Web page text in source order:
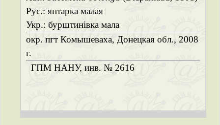
Рус.: янтарка малая
Укр.: бурштинівка мала
окр. пгт Комышеваха, Донецкая обл., 2008
г.
ГПМ НАНУ, инв. № 2616